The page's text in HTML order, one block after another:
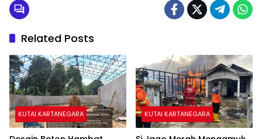
Related Posts
KUTAI KARTANEGARA KUTAI KARTANEGARA